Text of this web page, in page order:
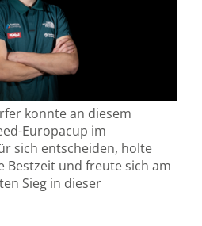
konnte an diesem
Europacup im
sich entscheiden, holte
Bestzeit und freute sich am
Sieg in dieser